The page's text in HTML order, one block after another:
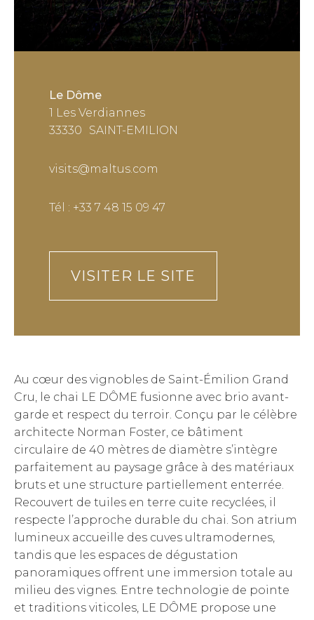
Le Dôme
1 Les Verdiannes
33330
SAINT-EMILION
visits@maltus.com
Tél : +33 7 48 15 09 47
VISITER LE SITE
Au cœur des vignobles de Saint-Émilion Grand
Cru, le chai LE DÔME fusionne avec brio avant-
garde et respect du terroir. Conçu par le célèbre
architecte Norman Foster, ce bâtiment
circulaire de 40 mètres de diamètre s’intègre
parfaitement au paysage grâce à des matériaux
bruts et une structure partiellement enterrée.
Recouvert de tuiles en terre cuite recyclées, il
respecte l’approche durable du chai. Son atrium
lumineux accueille des cuves ultramodernes,
tandis que les espaces de dégustation
panoramiques offrent une immersion totale au
milieu des vignes. Entre technologie de pointe
et traditions viticoles, LE DÔME propose une